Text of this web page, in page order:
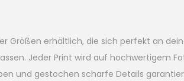
Größen erhältlich, die sich perfekt an
Jeder Print wird auf hochwertigem
und gestochen scharfe Details